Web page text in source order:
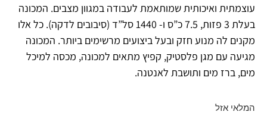
עוצמתית ואיכותית שמותאמת לעבודה במגוון מצבים. המכונה
בעלת 3 פזות, 7.5 כ”ס ו- 1440 סל”ד (סיבובים לדקה). כל אלו
מקנים לה מנוע חזק ובעל ביצועים מרשימים ביותר. המכונה
מגיעה עם מגן פלסטיק, קפיץ מתאים למכונה, מכסה למיכל
מים, ברז מים ותושבת לאנטנה.
המלאי אזל